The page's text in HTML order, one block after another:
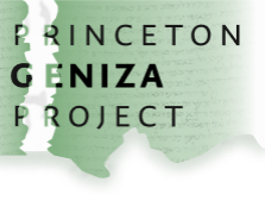
تخطي إلى المحتوى الرئيسي
الصفحة الرئيسية